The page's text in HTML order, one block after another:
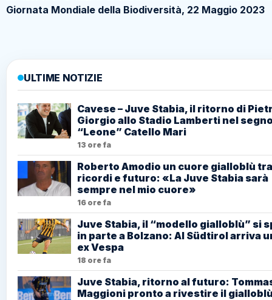
Giornata Mondiale della Biodiversità, 22 Maggio 2023
ULTIME NOTIZIE
Cavese – Juve Stabia, il ritorno di
Giorgio allo Stadio Lamberti nel
“Leone” Catello Mari
13 ore fa
Roberto Amodio un cuore gialloblù tra
ricordi e futuro: «La Juve Stabia sarà
sempre nel mio cuore»
16 ore fa
Juve Stabia, il “modello gialloblù” si
in parte a Bolzano: Al Südtirol arriva
ex Vespa
18 ore fa
Juve Stabia, ritorno al futuro:
Maggioni pronto a rivestire il